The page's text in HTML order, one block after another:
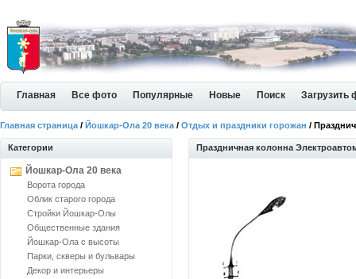
Главная Все фото Популярные Новые Поиск Загрузить
Главная страница / Йошкар-Ола 20 века / Отдых и праздники горожан /
Категории
Йошкар-Ола 20 века
Ворота города
Облик старого города
Стройки Йошкар-Олы
Общественные здания
Йошкар-Ола с высоты
Парки, скверы и бульвары
Декор и интерьеры
Праздничная колонна